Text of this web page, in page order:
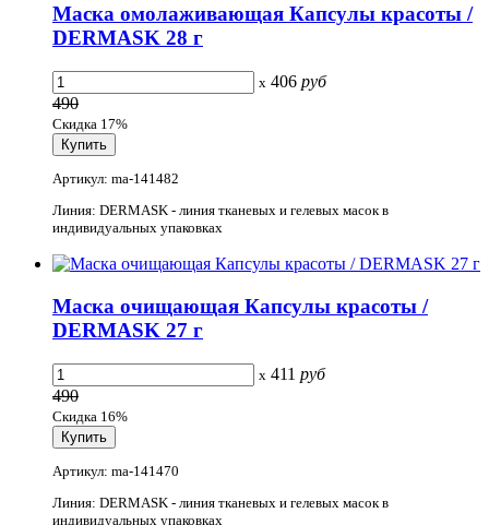
Маска омолаживающая Капсулы красоты /
DERMASK 28 г
x 406 руб
490
Скидка 17%
Артикул: ma-141482
Линия: DERMASK - линия тканевых и гелевых масок в
индивидуальных упаковках
Маска очищающая Капсулы красоты /
DERMASK 27 г
x 411 руб
490
Скидка 16%
Артикул: ma-141470
Линия: DERMASK - линия тканевых и гелевых масок в
индивидуальных упаковках